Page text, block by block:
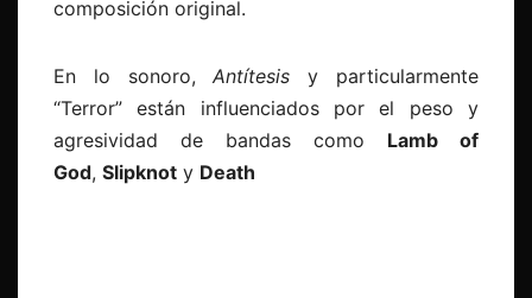
composición original.
En lo sonoro,Antítesis y particularmente
“Terror” están influenciados por el peso y
agresividad de bandas como Lamb of
God, Slipknot y Death